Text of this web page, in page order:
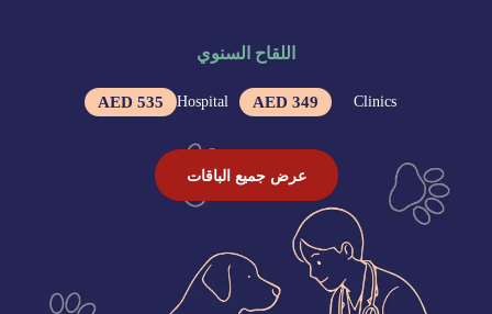
اللقاح السنوي
Clinics
349 AED
Hospital
535 AED
عرض جميع الباقات